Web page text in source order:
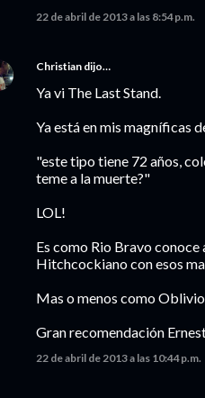
22 de abril de 2013 a las 8:54 p.m.
Christian dijo…
Ya vi The Last Stand.
Ya está en mis magníficas
"este tipo tiene 72 años,
teme a la muerte?"
LOL!
Es como Rio Bravo
Hitchcockiano con esos
Mas o menos como
Gran recomendación
22 de abril de 2013 a las 10:44 p.m.